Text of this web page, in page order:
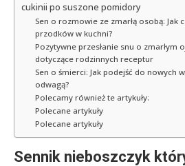
cukinii po suszone pomidory
Sen o rozmowie ze zmarłą osobą: Jak
przodków w kuchni?
Pozytywne przesłanie snu o zmarłym
dotyczące rodzinnych receptur
Sen o śmierci: Jak podejść do nowych
odwagą?
Polecamy również te artykuły:
Polecane artykuły
Polecane artykuły
Sennik nieboszczyk